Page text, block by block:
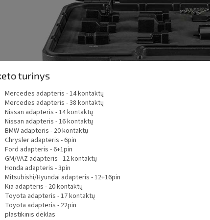
turinys
Mercedes adapteris - 14 kontaktų
Mercedes adapteris - 38 kontaktų
Nissan adapteris - 14 kontaktų
Nissan adapteris - 16 kontaktų
BMW adapteris - 20 kontaktų
Chrysler adapteris - 6pin
Ford adapteris - 6+1pin
GM/VAZ adapteris - 12 kontaktų
Honda adapteris - 3pin
Mitsubishi/Hyundai adapteris - 12+16pin
Kia adapteris - 20 kontaktų
Toyota adapteris - 17 kontaktų
Toyota adapteris - 22pin
plastikinis dėklas